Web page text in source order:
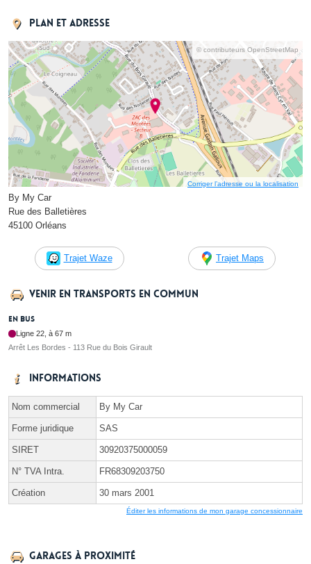
Plan et adresse
© contributeurs OpenStreetMap
Corriger l’adresse ou la localisation
By My Car
Rue des Balletières
45100 Orléans
Trajet Waze Trajet Maps
Venir en transports en commun
En bus
Ligne 22, à 67 m
Arrêt Les Bordes - 113 Rue du Bois Girault
Informations
Nom commercial By My Car
Forme juridique SAS
SIRET 30920375000059
N° TVA Intra. FR68309203750
Création 30 mars 2001
Éditer les informations de mon garage concessionnaire
Garages à proximité